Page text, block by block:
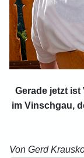
Gerade jetzt
im Vinschgau,
Von Gerd